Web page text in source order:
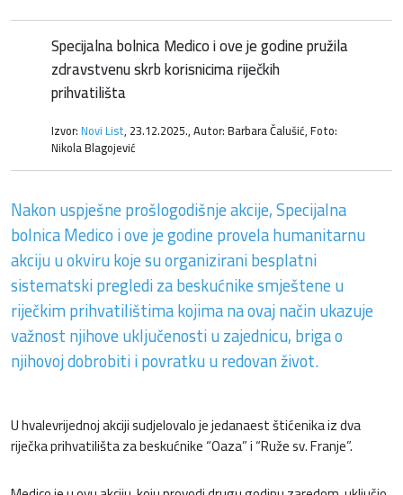
Specijalna bolnica Medico i ove je godine pružila
zdravstvenu skrb korisnicima riječkih
prihvatilišta
Izvor:Novi List, 23.12.2025., Autor: Barbara Čalušić, Foto:
Nikola Blagojević
Nakon uspješne prošlogodišnje akcije, Specijalna
bolnica Medico i ove je godine provela humanitarnu
akciju u okviru koje su organizirani besplatni
sistematski pregledi za beskućnike smještene u
riječkim prihvatilištima kojima na ovaj način ukazuje
važnost njihove uključenosti u zajednicu, briga o
njihovoj dobrobiti i povratku u redovan život.
U hvalevrijednoj akciji sudjelovalo je jedanaest štićenika iz dva
riječka prihvatilišta za beskućnike “Oaza” i “Ruže sv. Franje”.